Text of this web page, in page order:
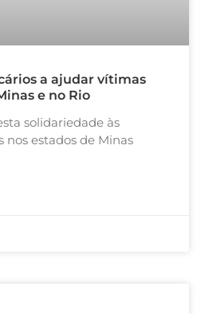
a ajudar vítimas
e no Rio
solidariedade às
estados de Minas